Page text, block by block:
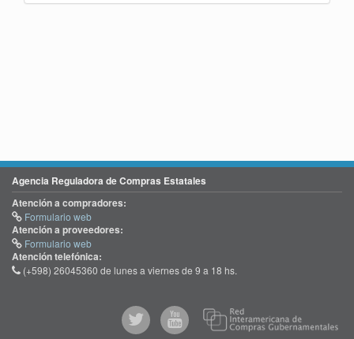
Agencia Reguladora de Compras Estatales
Atención a compradores:
Formulario web
Atención a proveedores:
Formulario web
Atención telefónica:
(+598) 26045360 de lunes a viernes de 9 a 18 hs.
@comprasgubuy
ACCE